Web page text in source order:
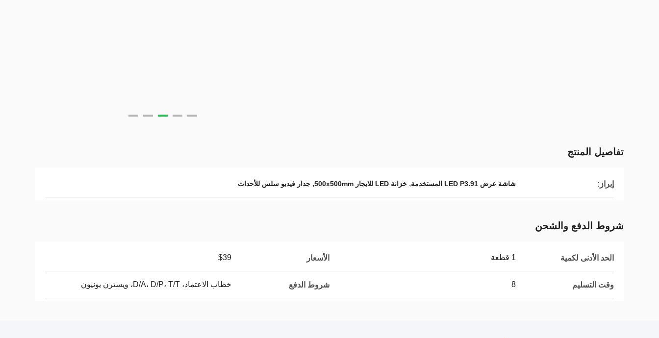
تفاصيل المنتج
إبراز: شاشة عرض LED P3.91 المستخدمة , خزانة LED للايجار 500x500mm , جدار فيديو سلس للأحداث
شروط الدفع والشحن
الحد الأدنى لكمية 1 قطعة الأسعار $39
وقت التسليم 8 شروط الدفع خطاب الاعتماد، D/A، D/P، T/T، ويسترن يونيون